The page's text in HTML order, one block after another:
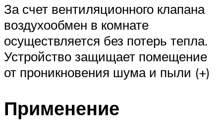
За счет вентиляционного клапана
воздухообмен в комнате
осуществляется без потерь тепла.
Устройство защищает помещение
от проникновения шума и пыли (+)
Применение